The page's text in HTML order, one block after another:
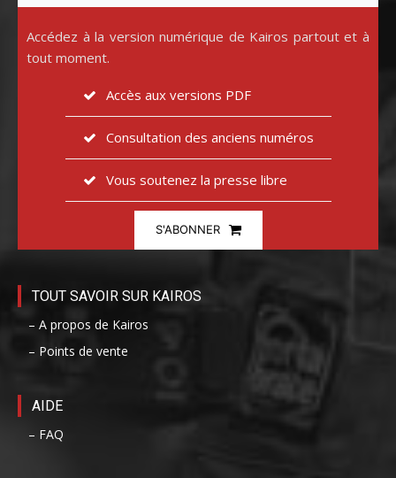
Accédez à la version numérique de Kairos partout et à
tout moment.
Accès aux versions PDF
Consultation des anciens numéros
Vous soutenez la presse libre
S'ABONNER
TOUT SAVOIR SUR KAIROS
– A propos de Kairos
– Points de vente
AIDE
– FAQ